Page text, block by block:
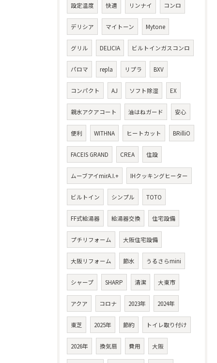
設定温度 快適 リンナイ コンロ
デリシア マイトーン Mytone
グリル DELICIA ビルトインガスコンロ
パロマ repla リプラ BXV
コンパクト AJ ソフト除湿 EX
親水アクアコート 油はねガード 安心
便利 WITHNA ヒートカット BRilliO
FACEIS GRAND CREA 住設
ムーブアイmirA.I.+ IHクッキングヒーター
ビルトイン シンプル TOTO
FF式給湯器 給湯器交換 住宅設備
プチリフォーム 大阪住宅設備
大阪リフォーム 節水 うるさらmini
シャープ SHARP 清潔 大東市
アクア コロナ 2023年 2024年
東芝 2025年 節約 トイレ取り付け
2026年 換気扇 費用 大阪